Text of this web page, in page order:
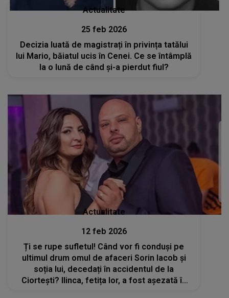
Actualitate
25 feb 2026
Decizia luată de magistrați în privința tatălui
lui Mario, băiatul ucis în Cenei. Ce se întâmplă
la o lună de când și-a pierdut fiul?
Actualitate
12 feb 2026
Ți se rupe sufletul! Când vor fi conduși pe
ultimul drum omul de afaceri Sorin Iacob și
soția lui, decedați în accidentul de la
Ciortești? Ilinca, fetița lor, a fost așezată în